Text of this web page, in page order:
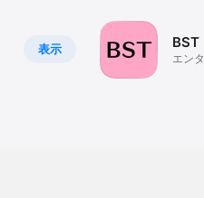
表示
エン